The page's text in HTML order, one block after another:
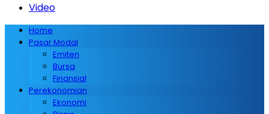
Video
Home
Pasar Modal
Emiten
Bursa
Finansial
Perekonomian
Ekonomi